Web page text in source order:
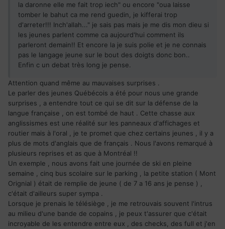
la daronne elle me fait trop iech" ou encore "oua laisse
tomber le bahut ca me rend guedin, je kifferai trop
d'arreter!!! Inch'allah..." je sais pas mais je me dis mon dieu si
les jeunes parlent comme ca aujourd'hui comment ils
parleront demain!! Et encore la je suis polie et je ne connais
pas le langage jeune sur le bout des doigts donc bon..
Enfin c un debat très long je pense.
Attention quand même au mauvaises surprises .
Le parler des jeunes Québécois a été pour nous une grande
surprises , a entendre tout ce qui se dit sur la défense de la
langue française , on est tombé de haut . Cette chasse aux
anglissismes est une réalité sur les panneaux d'affichages et
routier mais à l'oral , je te promet que chez certains jeunes , il y a
plus de mots d'anglais que de français . Nous l'avons remarqué à
plusieurs reprises et as que à Montréal !!
Un exemple , nous avons fait une journée de ski en pleine
semaine , cinq bus scolaire sur le parking , la petite station ( Mont
Orignial ) était de remplie de jeune ( de 7 a 16 ans je pense ) ,
c'était d'ailleurs super sympa .
Lorsque je prenais le télésiège , je me retrouvais souvent l'intrus
au milieu d'une bande de copains , je peux t'assurer que c'était
incroyable de les entendre entre eux , des checks, des full et j'en